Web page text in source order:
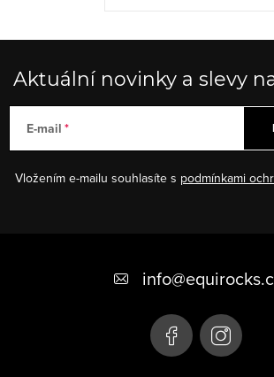
Aktuální novinky a slevy
E-mail
Vložením e-mailu souhlasíte s podmínkami
info@